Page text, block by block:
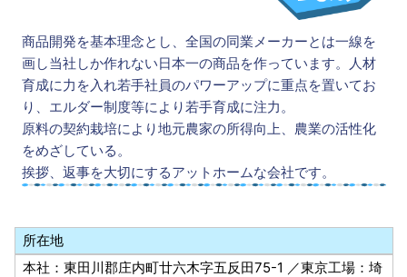
商品開発を基本理念とし、全国の同業メーカーとは一線を
画し当社しか作れない日本一の商品を作っています。人材
育成に力を入れ若手社員のパワーアップに重点を置いてお
り、エルダー制度等により若手育成に注力。
原料の契約栽培により地元農家の所得向上、農業の活性化
をめざしている。
挨拶、返事を大切にするアットホームな会社です。
所在地
本社：東田川郡庄内町廿六木字五反田75-1 ／東京工場：埼